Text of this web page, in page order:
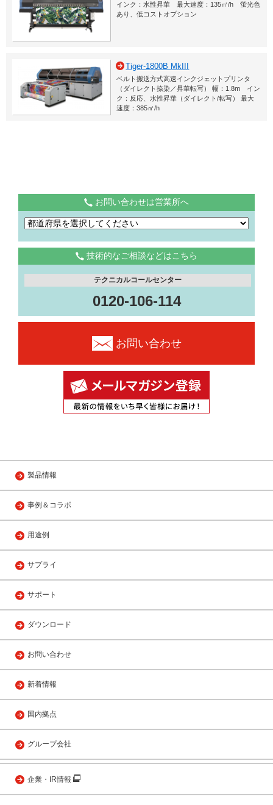
インク：水性昇華 最大速度：135㎡/h 蛍光色
あり、低コストオプション
Tiger-1800B MkIII
ベルト搬送方式高速インクジェットプリンタ
（ダイレクト捺染／昇華転写） 幅：1.8m イン
ク：反応、水性昇華（ダイレクト/転写） 最大
速度：385㎡/h
お問い合わせは営業所へ
技術的なご相談などはこちら
テクニカルコールセンター
0120-106-114
お問い合わせ
製品情報
事例＆コラボ
用途例
サプライ
サポート
ダウンロード
お問い合わせ
新着情報
国内拠点
グループ会社
企業・IR情報